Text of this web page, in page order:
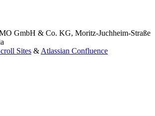
GmbH & Co. KG, Moritz-Juchheim-Straße
Sites & Atlassian Confluence